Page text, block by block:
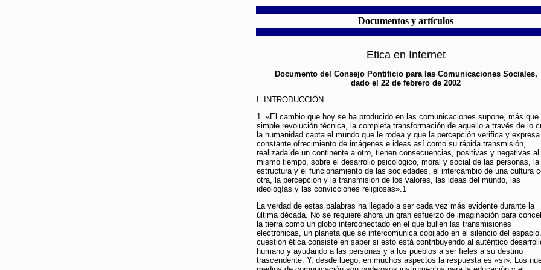
Documentos y artículos
Etica en Internet
Documento del Consejo Pontificio para las Comunicaciones Sociales,
dado el 22 de febrero de 2002
I. INTRODUCCIÓN
1. «El cambio que hoy se ha producido en las comunicaciones supone, más que
simple revolución técnica, la completa transformación de aquello a través de lo
la humanidad capta el mundo que le rodea y que la percepción verifica y
constante ofrecimiento de imágenes e ideas así como su rápida transmisión,
realizada de un continente a otro, tienen consecuencias, positivas y negativas al
mismo tiempo, sobre el desarrollo psicológico, moral y social de las personas, la
estructura y el funcionamiento de las sociedades, el intercambio de una cultura
otra, la percepción y la transmisión de los valores, las ideas del mundo, las
ideologías y las convicciones religiosas».1
La verdad de estas palabras ha llegado a ser cada vez más evidente durante la
última década. No se requiere ahora un gran esfuerzo de imaginación para
la tierra como un globo interconectado en el que bullen las transmisiones
electrónicas, un planeta que se intercomunica cobijado en el silencio del
cuestión ética consiste en saber si esto está contribuyendo al auténtico
humano y ayudando a las personas y a los pueblos a ser fieles a su destino
trascendente. Y, desde luego, en muchos aspectos la respuesta es «sí». Los